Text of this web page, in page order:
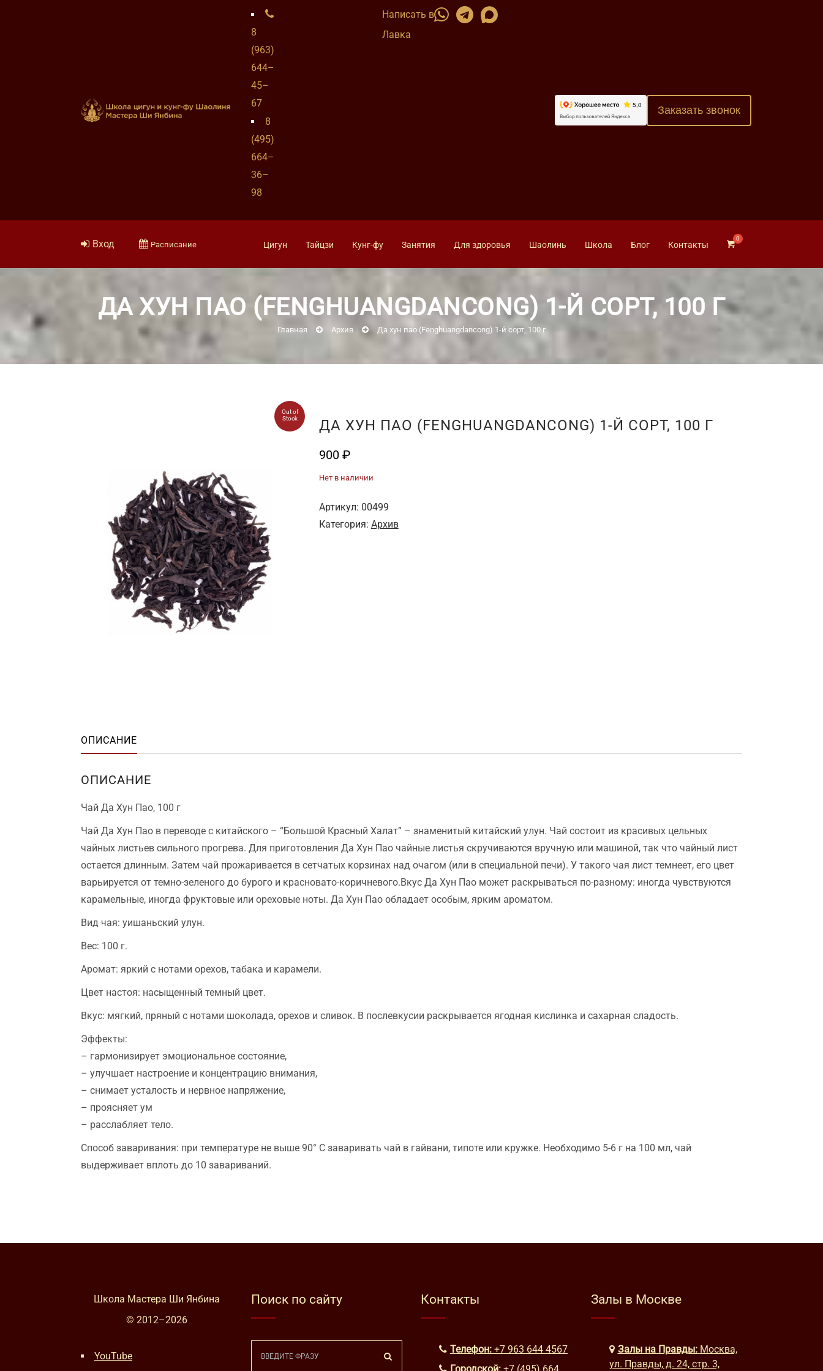
8
(963)
644–
45–
67
8
(495)
664–
36–
98
Написать в
Лавка
Заказать звонок
Вход Расписание Цигун Тайцзи Кунг-фу Занятия Для здоровья Шаолинь Школа Блог Контакты
ДА ХУН ПАО (FENGHUANGDANCONG) 1-Й СОРТ, 100 Г
Главная Архив Да хун пао (Fenghuangdancong) 1-й сорт, 100 г
Out of
Stock
ДА ХУН ПАО (FENGHUANGDANCONG) 1-Й СОРТ, 100 Г
900 ₽
Нет в наличии
Артикул: 00499
Категория: Архив
ОПИСАНИЕ
ОПИСАНИЕ
Чай Да Хун Пао, 100 г
Чай Да Хун Пао в переводе с китайского – “Большой Красный Халат” – знаменитый китайский улун. Чай состоит из красивых цельных
чайных листьев сильного прогрева. Для приготовления Да Хун Пао чайные листья скручиваются вручную или машиной, так что чайный лист
остается длинным. Затем чай прожаривается в сетчатых корзинах над очагом (или в специальной печи). У такого чая лист темнеет, его цвет
варьируется от темно-зеленого до бурого и красновато-коричневого.Вкус Да Хун Пао может раскрываться по-разному: иногда чувствуются
карамельные, иногда фруктовые или ореховые ноты. Да Хун Пао обладает особым, ярким ароматом.
Вид чая: уишаньский улун.
Вес: 100 г.
Аромат: яркий с нотами орехов, табака и карамели.
Цвет настоя: насыщенный темный цвет.
Вкус: мягкий, пряный с нотами шоколада, орехов и сливок. В послевкусии раскрывается ягодная кислинка и сахарная сладость.
Эффекты:
– гармонизирует эмоциональное состояние,
– улучшает настроение и концентрацию внимания,
– снимает усталость и нервное напряжение,
– проясняет ум
– расслабляет тело.
Способ заваривания: при температуре не выше 90° C заваривать чай в гайвани, типоте или кружке. Необходимо 5-6 г на 100 мл, чай
выдерживает вплоть до 10 завариваний.
Школа Мастера Ши Янбина
© 2012–2026
YouTube
Поиск по сайту Контакты
Телефон: +7 963 644 4567
Залы в Москве
Залы на Правды: Москва,
ул. Правды, д. 24, стр. 3,